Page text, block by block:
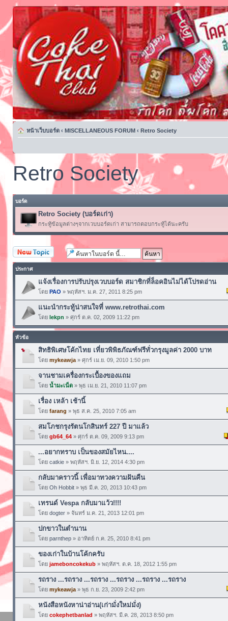
หน้าเว็บบอร์ด ‹ MISCELLANEOUS FORUM ‹ Retro Society
Retro Society
บอร์ด
Retro Society (บอร์ดเก่า)
กระทู้ข้อมูลต่างๆจากเวบบอร์ดเก่า สามารถตอบกระทู้ได้นะครับ
ตั้งกระทู้ใหม่
ประกาศ
แจ้งเรื่องการปรับปรุงเวบบอร์ด สมาชิกที่ล็อคอินไม่ได้โปรดอ่าน
โดย PAO » พฤหัสฯ. ม.ค. 27, 2011 8:25 pm
แนะนำกระทู้น่าสนใจที่ www.retrothai.com
โดย lekpn » ศุกร์ ต.ค. 02, 2009 11:22 pm
หัวข้อ
สิทธิพิเศษโค้กไทย เที่ยวพิพิธภัณฑ์ฟรีทั่วกรุงมูลค่า 2000 บาท
โดย mykeawja» ศุกร์ เม.ย. 09, 2010 1:50 pm
จานชามเครื่องกระเบื้องของแถม
โดย น้ำมะเน็ด» พุธ เม.ย. 21, 2010 11:07 pm
เรื่อง เหล้า เช้านี้
โดย farang » พุธ ส.ค. 25, 2010 7:05 am
สมโภชกรุงรัตนโกสินทร์ 227 ปี มาแล้ว
โดย gb64_64» ศุกร์ ต.ค. 09, 2009 9:13 pm
...อยากทราบ เป็นของสมัยไหน....
โดย catkie» พฤหัสฯ. มิ.ย. 12, 2014 4:30 pm
กลับมาคราวนี้ เพื่อมาทวงความฝันคืน
โดย Oh Hobbit» พุธ มี.ค. 20, 2013 10:43 pm
เทรนด์ Vespa กลับมาแว้ว!!!!
โดย dogter» จันทร์ ม.ค. 21, 2013 12:01 pm
ปกขาวในตำนาน
โดย parnthep» อาทิตย์ ก.ค. 25, 2010 8:41 pm
ของเก่าในบ้านโค้กครับ
โดย jameboncokekub» พฤหัสฯ. ต.ค. 18, 2012 1:55 pm
รถราง ...รถราง ...รถราง ...รถราง ...รถราง ...รถราง
โดย mykeawja» พุธ ก.ย. 23, 2009 2:42 pm
หนังสือหนังหาน่าอ่าน(เก่ามั่งใหม่มั่ง)
โดย cokephetbanlad » พฤหัสฯ. มี.ค. 28, 2013 8:50 pm